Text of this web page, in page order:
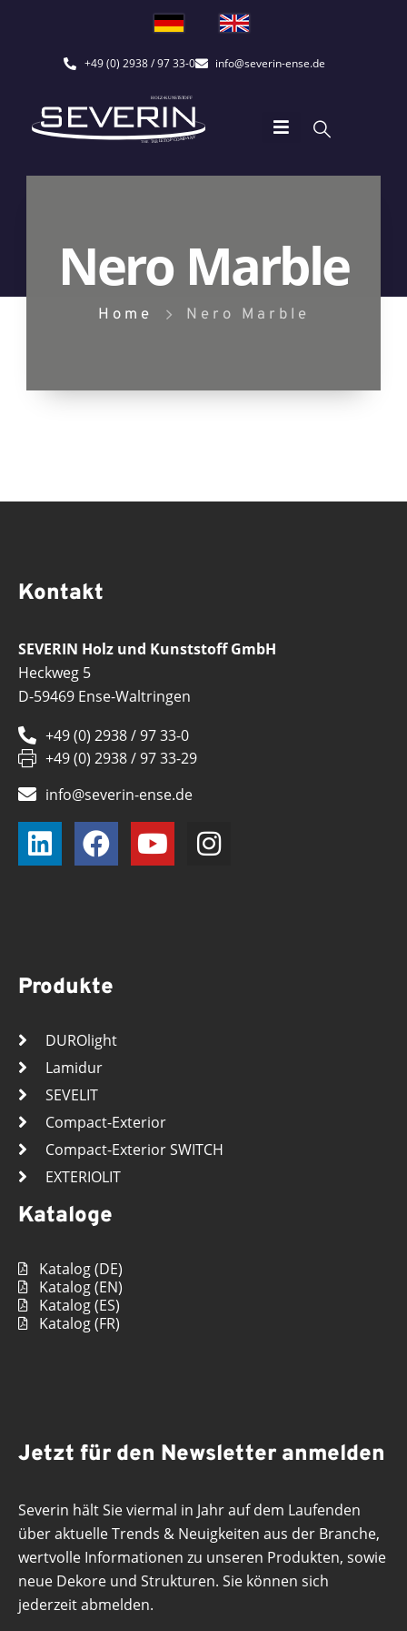
+49 (0) 2938 / 97 33-0 info@severin-ense.de
Nero Marble
Home Nero Marble
Kontakt
SEVERIN Holz und Kunststoff GmbH
Heckweg 5
D-59469 Ense-Waltringen
+49 (0) 2938 / 97 33-0
+49 (0) 2938 / 97 33-29
info@severin-ense.de
Produkte
DUROlight
Lamidur
SEVELIT
Compact-Exterior
Compact-Exterior SWITCH
EXTERIOLIT
Kataloge
Katalog (DE)
Katalog (EN)
Katalog (ES)
Katalog (FR)
Jetzt für den Newsletter anmelden
Severin hält Sie viermal in Jahr auf dem Laufenden
über aktuelle Trends & Neuigkeiten aus der Branche,
wertvolle Informationen zu unseren Produkten, sowie
neue Dekore und Strukturen. Sie können sich
jederzeit abmelden.